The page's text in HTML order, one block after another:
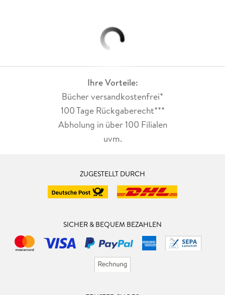
Ihre Vorteile:
Bücher versandkostenfrei*
100 Tage Rückgaberecht***
Abholung in über 100 Filialen
uvm.
ZUGESTELLT DURCH
SICHER & BEQUEM BEZAHLEN